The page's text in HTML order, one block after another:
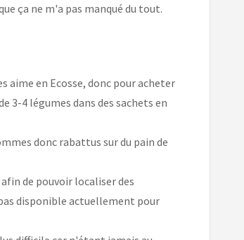
ça ne m'a pas manqué du tout.
aime en Ecosse, donc pour acheter
3-4 légumes dans des sachets en
donc rabattus sur du pain de
de pouvoir localiser des
disponible actuellement pour